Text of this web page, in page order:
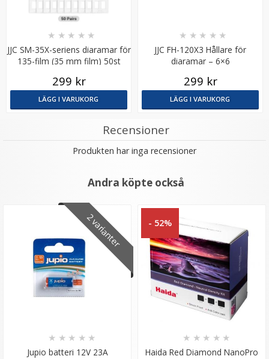
JJC SM-35X-seriens diaramar för
135-film (35 mm film) 50st
★ ★ ★ ★ ★
299 kr
LÄGG I VARUKORG
JJC FH-120X3 Hållare för
diaramar – 6×6
★ ★ ★ ★ ★
299 kr
LÄGG I VARUKORG
Recensioner
Produkten har inga recensioner
Andra köpte också
2 varianter
Jupio batteri 12V 23A
★ ★ ★ ★ ★
- 52%
Haida Red Diamond NanoPro
★ ★ ★ ★ ★